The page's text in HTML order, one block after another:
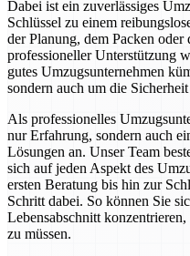
Dabei ist ein zuverlässiges
Schlüssel zu einem
der Planung, dem Packen
professioneller Unterstützung
gutes Umzugsunternehmen
sondern auch um die
Als professionelles
nur Erfahrung, sondern auch
Lösungen an. Unser Team
sich auf jeden Aspekt des
ersten Beratung bis hin zur
Schritt dabei. So können Sie
Lebensabschnitt
zu müssen.